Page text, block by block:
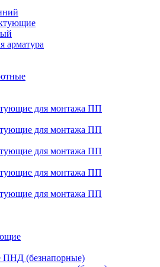
арматура
для монтажа ПП
для монтажа ПП
для монтажа ПП
для монтажа ПП
для монтажа ПП
ПНД (безнапорные)